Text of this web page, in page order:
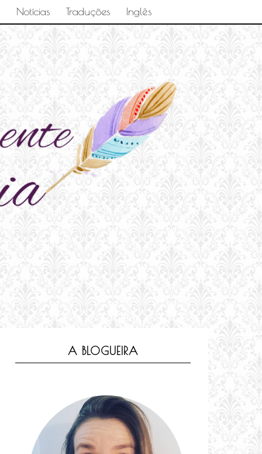
Notícias Traduções Inglês
A BLOGUEIRA